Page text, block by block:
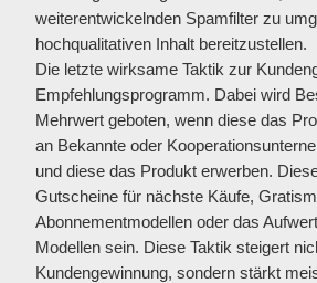
weiterentwickelnden Spamfilter zu
hochqualitativen Inhalt bereitzustellen.
Die letzte wirksame Taktik zur
Empfehlungsprogramm. Dabei wird
Mehrwert geboten, wenn diese das
an Bekannte oder
und diese das Produkt erwerben.
Gutscheine für nächste Käufe,
Abonnementmodellen oder das
Modellen sein. Diese Taktik steigert
Kundengewinnung, sondern stärkt